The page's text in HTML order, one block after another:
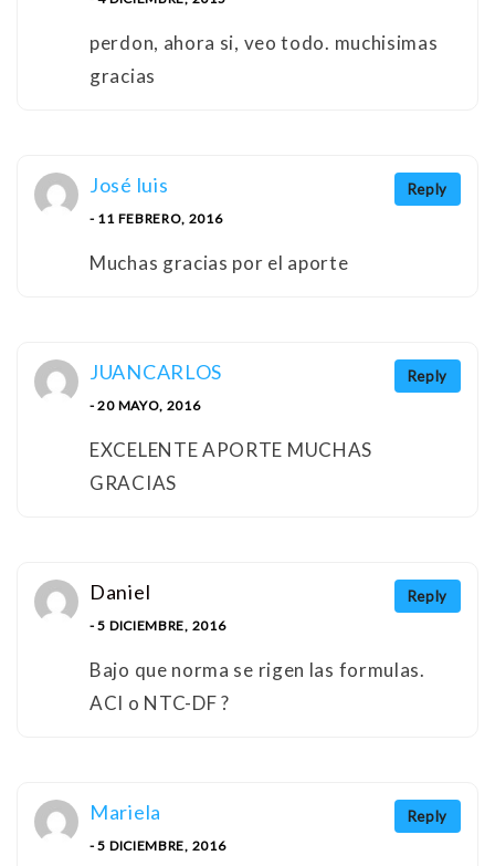
perdon, ahora si, veo todo. muchisimas
gracias
Reply
José luis
- 11 FEBRERO, 2016
Muchas gracias por el aporte
Reply
JUANCARLOS
- 20 MAYO, 2016
EXCELENTE APORTE MUCHAS
GRACIAS
Reply
Daniel
- 5 DICIEMBRE, 2016
Bajo que norma se rigen las formulas.
ACI o NTC-DF ?
Reply
Mariela
- 5 DICIEMBRE, 2016